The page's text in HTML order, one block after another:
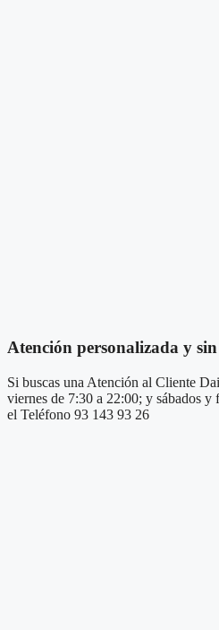
Atención personalizada y
Si buscas una Atención al Cliente
viernes de 7:30 a 22:00; y sábados
el Teléfono 93 143 93 26